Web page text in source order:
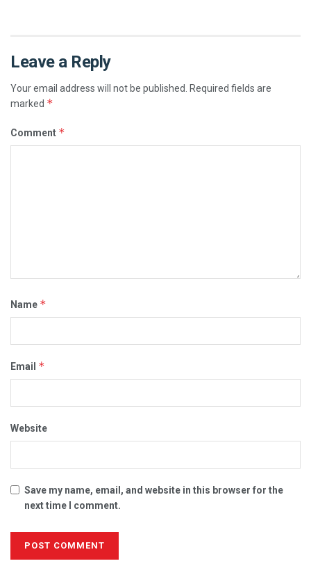
Leave a Reply
Your email address will not be published. Required fields are
marked *
Comment *
Name *
Email *
Website
Save my name, email, and website in this browser for the
next time I comment.